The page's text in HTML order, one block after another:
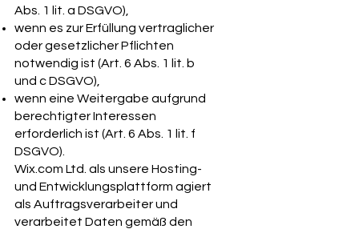
Abs. 1 lit. a DSGVO),
wenn es zur Erfüllung vertraglicher
oder gesetzlicher Pflichten
notwendig ist (Art. 6 Abs. 1 lit. b
und c DSGVO),
wenn eine Weitergabe aufgrund
berechtigter Interessen
erforderlich ist (Art. 6 Abs. 1 lit. f
DSGVO).
Wix.com Ltd. als unsere Hosting-
und Entwicklungsplattform agiert
als Auftragsverarbeiter und
verarbeitet Daten gemäß den